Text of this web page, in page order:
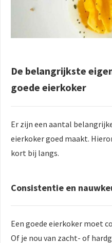
De belangrijkste
goede eierkoker
Er zijn een aantal
eierkoker goed maakt.
kort bij langs.
Consistentie en
Een goede eierkoker moet
Of je nou van zacht- of